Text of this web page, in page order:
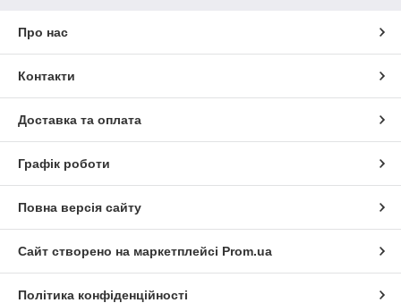
Про нас
Контакти
Доставка та оплата
Графік роботи
Повна версія сайту
Сайт створено на маркетплейсі Prom.ua
Політика конфіденційності